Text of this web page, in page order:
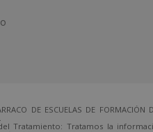
DE ESCUELAS DE
Tratamiento: Tratamos la